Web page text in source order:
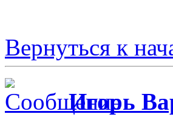
Вернуться к
Игорь